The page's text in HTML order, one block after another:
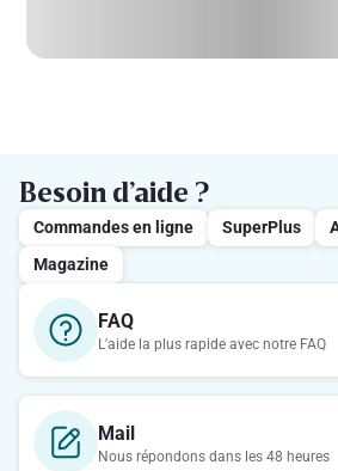
Besoin d’aide ?
Commandes en ligne SuperPlus
Magazine
FAQ
L'aide la plus rapide avec notre FAQ
Mail
Nous répondons dans les 48 heures